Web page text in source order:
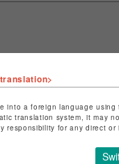
店舗名
池袋
特定商取引法など法
ショップお問い合わ
into a foreign language
translation system, it may
responsibility for any direct